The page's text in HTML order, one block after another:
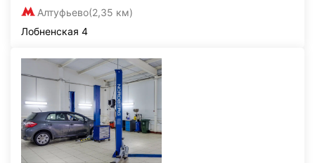
Алтуфьево(2,35 км)
Лобненская 4